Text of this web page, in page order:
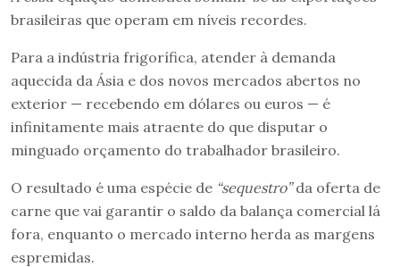
brasileiras que operam em níveis recordes.
Para a indústria frigorífica, atender à demanda
aquecida da Ásia e dos novos mercados abertos no
exterior — recebendo em dólares ou euros — é
infinitamente mais atraente do que disputar o
minguado orçamento do trabalhador brasileiro.
O resultado é uma espécie de “sequestro”da oferta de
carne que vai garantir o saldo da balança comercial lá
fora, enquanto o mercado interno herda as margens
espremidas.